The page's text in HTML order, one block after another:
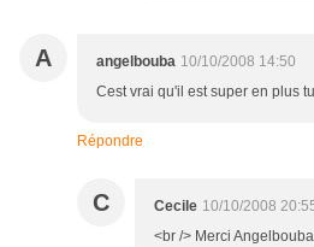
A angelbouba 10/10/2008 14:50
Cest vrai qu'il est super en plus
Répondre
C Cecile 10/10/2008
<br /> Merci